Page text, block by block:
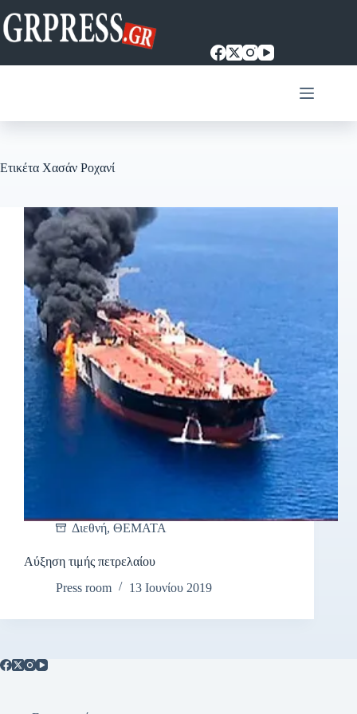
στο
περιεχόμενο
Ετικέτα Χασάν Ροχανί
Διεθνή, ΘΕΜΑΤΑ
Αύξηση τιμής πετρελαίου
Press room
13 Ιουνίου 2019